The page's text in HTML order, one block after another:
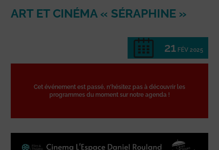
ART ET CINÉMA « SÉRAPHINE »
21 FÉV 2025
Cet événement est passé, n'hésitez pas à découvrir les
programmes du moment sur notre agenda !